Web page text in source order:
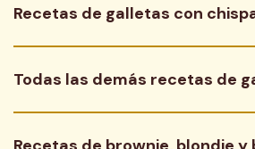
Recetas de galletas con
Todas las demás recetas de